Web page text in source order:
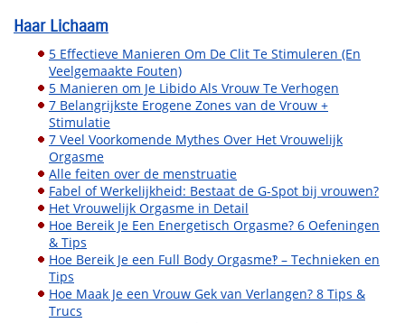
Haar Lichaam
5 Effectieve Manieren Om De Clit Te Stimuleren (En
Veelgemaakte Fouten)
5 Manieren om Je Libido Als Vrouw Te Verhogen
7 Belangrijkste Erogene Zones van de Vrouw +
Stimulatie
7 Veel Voorkomende Mythes Over Het Vrouwelijk
Orgasme
Alle feiten over de menstruatie
Fabel of Werkelijkheid: Bestaat de G-Spot bij vrouwen?
Het Vrouwelijk Orgasme in Detail
Hoe Bereik Je Een Energetisch Orgasme? 6 Oefeningen
& Tips
Hoe Bereik Je een Full Body Orgasme‽ – Technieken en
Tips
Hoe Maak Je een Vrouw Gek van Verlangen? 8 Tips &
Trucs